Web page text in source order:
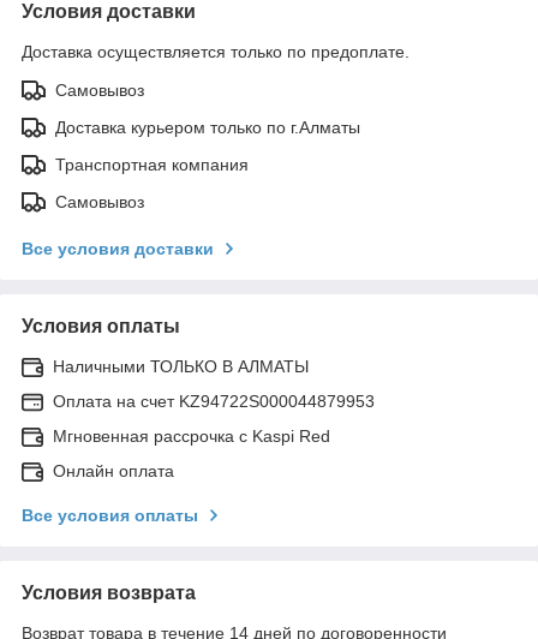
Условия доставки
Доставка осуществляется только по предоплате.
Самовывоз
Доставка курьером только по г.Алматы
Транспортная компания
Самовывоз
Все условия доставки
Условия оплаты
Наличными ТОЛЬКО В АЛМАТЫ
Оплата на счет KZ94722S000044879953
Мгновенная рассрочка с Kaspi Red
Онлайн оплата
Все условия оплаты
Условия возврата
Возврат товара в течение 14 дней по договоренности